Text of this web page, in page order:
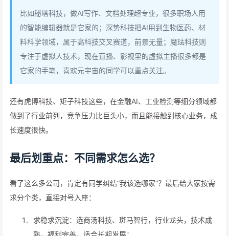
比如秘塔科技，做AI写作、文档处理超专业，很多职场人用
的智能编辑器就是它家的；深势科技把AI用到生物医药、材
料科学领域，属于高科技交叉赛道，前景无量；魔珐科技则
专注于虚拟人技术，现在直播、影视里的虚拟主播很多都是
它家的手笔，喜欢元宇宙的同学可以重点关注。
还有虎博科技、矩子科技这些，在金融AI、工业检测等细分领域都
做到了行业前列，竞争压力比巨头小，而且能接触到核心业务，成
长速度很快。
最后划重点：不同需求怎么选？
看了这么多公司，肯定有同学纠结“我该选哪家”？最后给大家按需
求分个类，直接对号入座：
求稳求沉淀：选商汤科技、斑马智行，行业龙头，技术成
熟，福利完善，适合长期发展；